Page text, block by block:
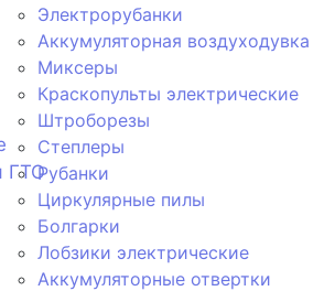
ГТО
Электрорубанки
Аккумуляторная воздуходувка
Миксеры
Краскопульты электрические
Штроборезы
Степлеры
Рубанки
Циркулярные пилы
Болгарки
Лобзики электрические
Аккумуляторные отвертки